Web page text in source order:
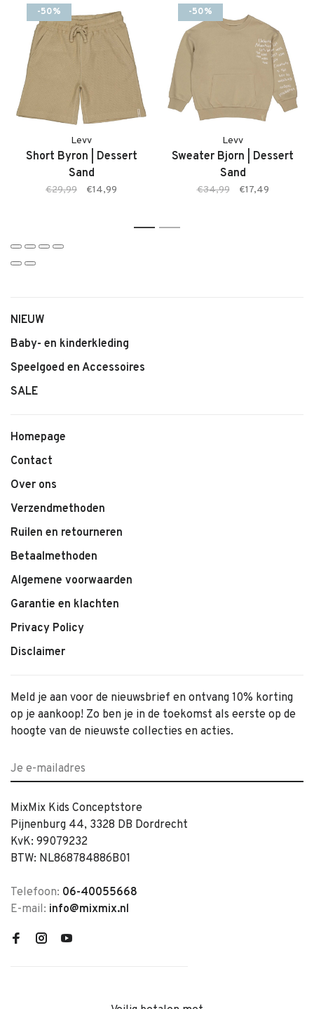
-50%
Levv
Short Byron | Dessert
Sand
€29,99 €14,99
-50%
Levv
Sweater Bjorn | Dessert
Sand
€34,99 €17,49
1 2
NIEUW
Baby- en kinderkleding
Speelgoed en Accessoires
SALE
Homepage
Contact
Over ons
Verzendmethoden
Ruilen en retourneren
Betaalmethoden
Algemene voorwaarden
Garantie en klachten
Privacy Policy
Disclaimer
Meld je aan voor de nieuwsbrief en ontvang 10% korting
op je aankoop! Zo ben je in de toekomst als eerste op de
hoogte van de nieuwste collecties en acties.
MixMix Kids Conceptstore
Pijnenburg 44, 3328 DB Dordrecht
KvK: 99079232
BTW: NL868784886B01
Telefoon: 06-40055668
E-mail: info@mixmix.nl